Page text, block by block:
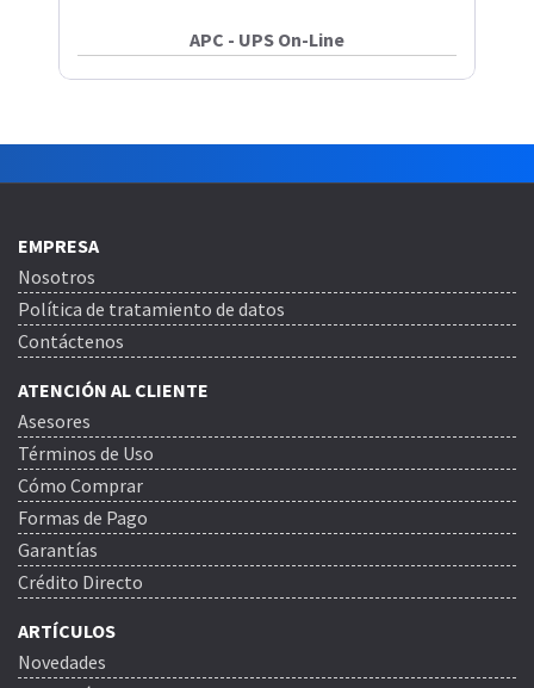
APC - UPS On-Line
EMPRESA
Nosotros
Política de tratamiento de datos
Contáctenos
ATENCIÓN AL CLIENTE
Asesores
Términos de Uso
Cómo Comprar
Formas de Pago
Garantías
Crédito Directo
ARTÍCULOS
Novedades